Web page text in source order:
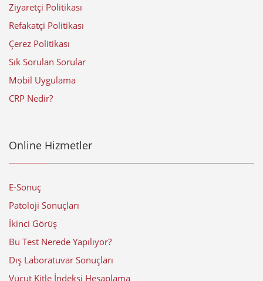
Ziyaretçi Politikası
Refakatçi Politikası
Çerez Politikası
Sık Sorulan Sorular
Mobil Uygulama
CRP Nedir?
Online Hizmetler
E-Sonuç
Patoloji Sonuçları
İkinci Görüş
Bu Test Nerede Yapılıyor?
Dış Laboratuvar Sonuçları
Vücut Kitle İndeksi Hesaplama